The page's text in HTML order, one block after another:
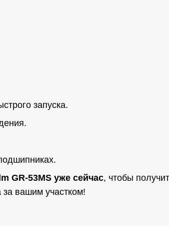
запуска.
GR-53MS уже сейчас, чтобы
вашим участком!